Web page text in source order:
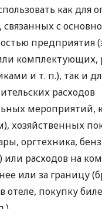
как для
связанных с
предприятия
комплектующих,
и т. п.), так и
расходов
мероприятий,
хозяйственных
оргтехника,
или расходов на
или за границу
отеле, покупку